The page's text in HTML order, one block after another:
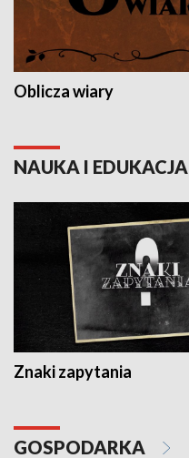
Oblicza wiary
NAUKA I EDUKACJA
Znaki zapytania
GOSPODARKA